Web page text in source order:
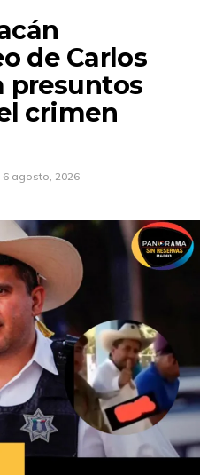
de Carlos
presuntos
crimen
6 agosto, 2026